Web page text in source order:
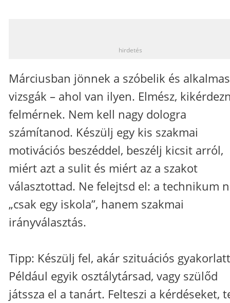
hirdetés
Márciusban jönnek a szóbelik és
vizsgák –​ ahol van ilyen. Elmész,
felmérnek. Nem kell nagy dologra
számítanod. Készülj egy kis szakmai
motivációs beszéddel, beszélj kicsit arról,
miért azt a sulit és miért az a szakot
választottad. Ne felejtsd el: a technikum
„csak egy iskola”, hanem szakmai
irányválasztás.
Tipp: Készülj fel, akár szituációs
Például egyik osztálytársad, vagy szülőd
játssza el a tanárt. Felteszi a kérdéseket,